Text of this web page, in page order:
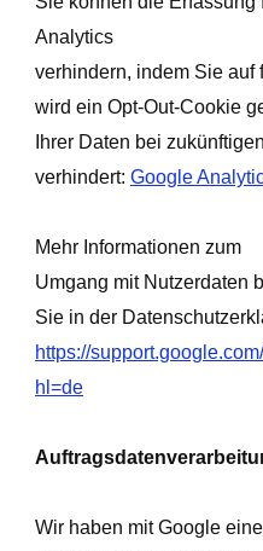
Analytics
verhindern, indem Sie
wird ein Opt-Out-Cookie
Ihrer Daten bei
verhindert: Google
Mehr Informationen zum
Umgang mit Nutzerdaten
Sie in der
https://
hl=de
Wir haben mit Google